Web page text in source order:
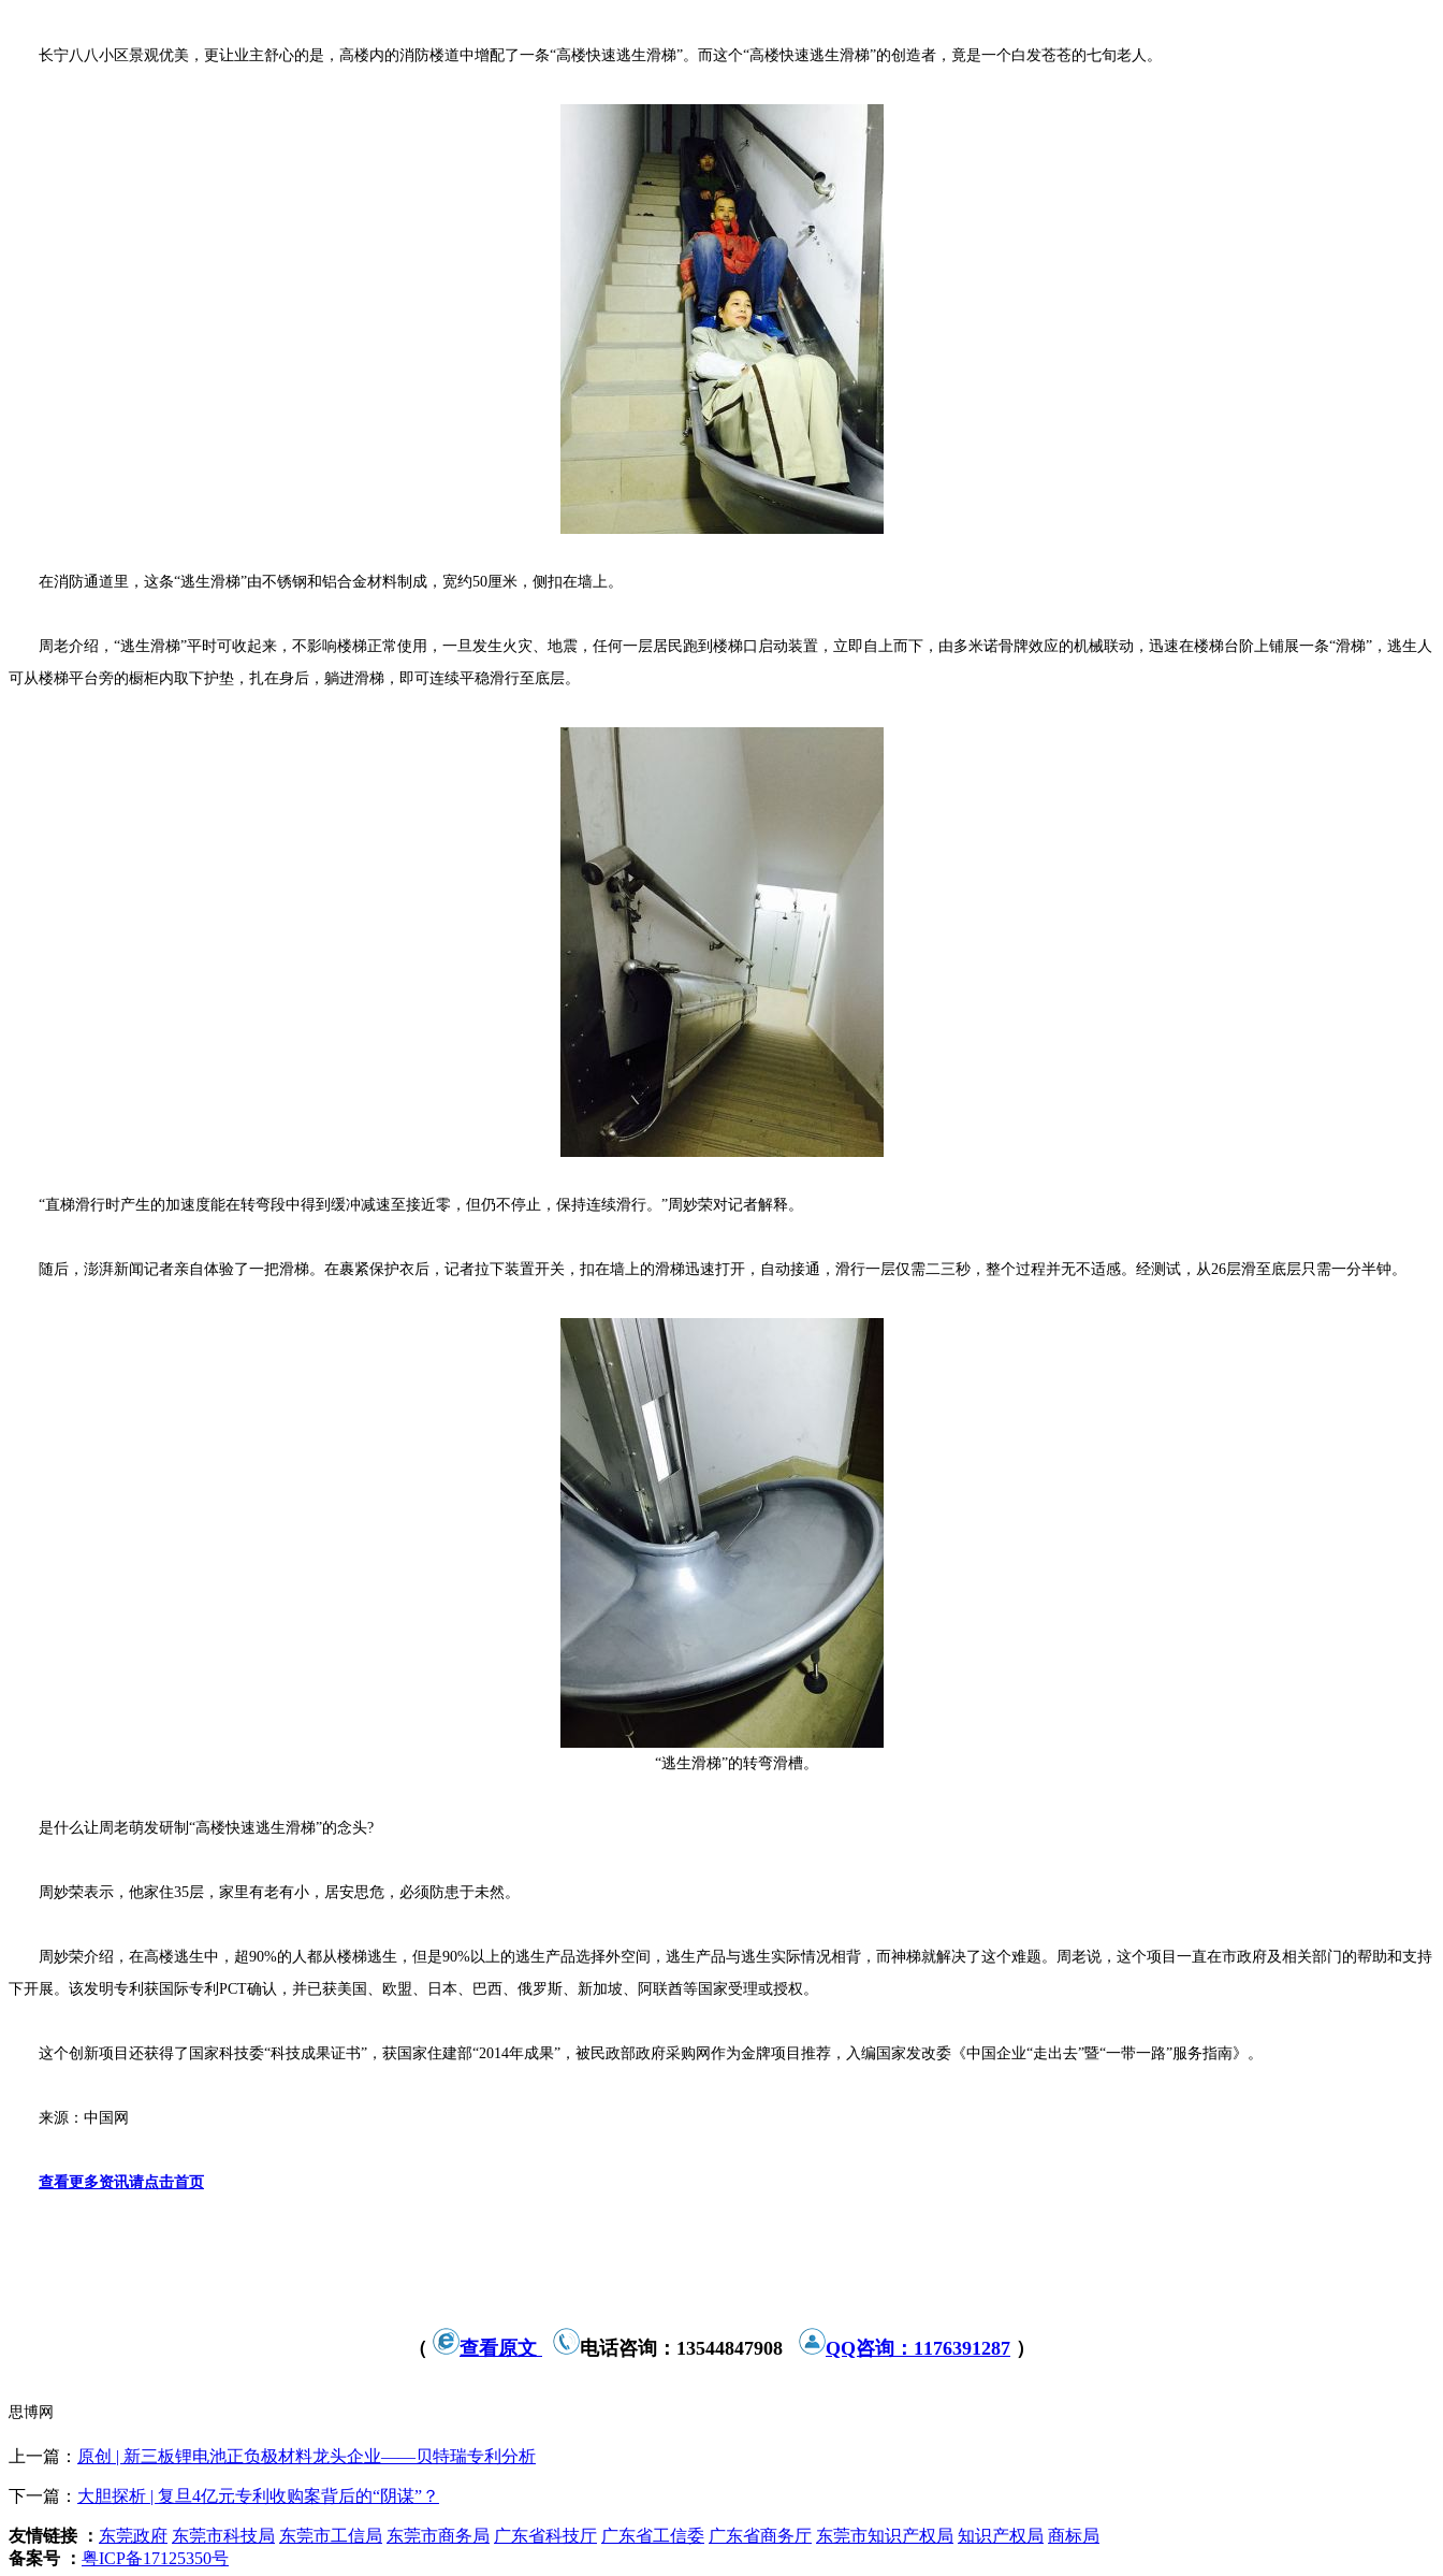
长宁八八小区景观优美，更让业主舒心的是，高楼内的消防楼道中增配了一条“高楼快速逃生滑梯”。而这个“高楼快速逃生滑梯”的创造者，竟是一个白发苍苍的七旬老人。
在消防通道里，这条“逃生滑梯”由不锈钢和铝合金材料制成，宽约50厘米，侧扣在墙上。
周老介绍，“逃生滑梯”平时可收起来，不影响楼梯正常使用，一旦发生火灾、地震，任何一层居民跑到楼梯口启动装置，立即自上而下，由多米诺骨牌效应的机械联动，迅速在楼梯台阶上铺展一条“滑梯”，逃生人
可从楼梯平台旁的橱柜内取下护垫，扎在身后，躺进滑梯，即可连续平稳滑行至底层。
“直梯滑行时产生的加速度能在转弯段中得到缓冲减速至接近零，但仍不停止，保持连续滑行。”周妙荣对记者解释。
随后，澎湃新闻记者亲自体验了一把滑梯。在裹紧保护衣后，记者拉下装置开关，扣在墙上的滑梯迅速打开，自动接通，滑行一层仅需二三秒，整个过程并无不适感。经测试，从26层滑至底层只需一分半钟。
“逃生滑梯”的转弯滑槽。
是什么让周老萌发研制“高楼快速逃生滑梯”的念头?
周妙荣表示，他家住35层，家里有老有小，居安思危，必须防患于未然。
周妙荣介绍，在高楼逃生中，超90%的人都从楼梯逃生，但是90%以上的逃生产品选择外空间，逃生产品与逃生实际情况相背，而神梯就解决了这个难题。周老说，这个项目一直在市政府及相关部门的帮助和支持
下开展。该发明专利获国际专利PCT确认，并已获美国、欧盟、日本、巴西、俄罗斯、新加坡、阿联酋等国家受理或授权。
这个创新项目还获得了国家科技委“科技成果证书”，获国家住建部“2014年成果”，被民政部政府采购网作为金牌项目推荐，入编国家发改委《中国企业“走出去”暨“一带一路”服务指南》。
来源：中国网
查看更多资讯请点击首页
（ 查看原文 电话咨询：13544847908 QQ咨询：1176391287 ）
思博网
上一篇： 原创 | 新三板锂电池正负极材料龙头企业——贝特瑞专利分析
下一篇： 大胆探析 | 复旦4亿元专利收购案背后的“阴谋”？
友情链接 ： 东莞政府 东莞市科技局 东莞市工信局 东莞市商务局 广东省科技厅 广东省工信委 广东省商务厅 东莞市知识产权局 知识产权局 商标局
备案号 ： 粤ICP备17125350号